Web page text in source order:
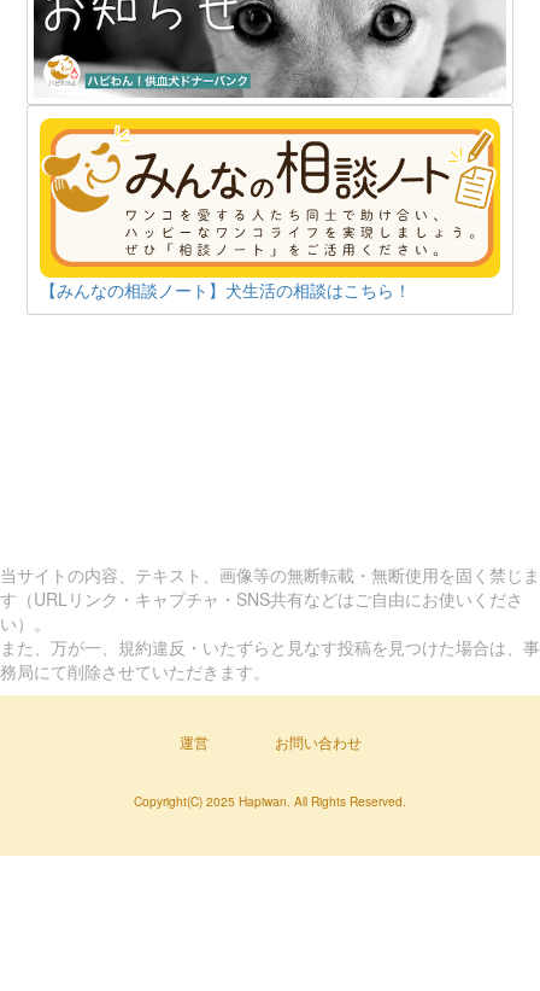
【みんなの相談ノート】犬生活の相談はこちら！
当サイトの内容、テキスト、画像等の無断転載・無断使用を固く禁じま
す（URLリンク・キャプチャ・SNS共有などはご自由にお使いくださ
い）。
また、万が一、規約違反・いたずらと見なす投稿を見つけた場合は、事
務局にて削除させていただきます。
運営 お問い合わせ
Copyright(C) 2025 Hapiwan. All Rights Reserved.